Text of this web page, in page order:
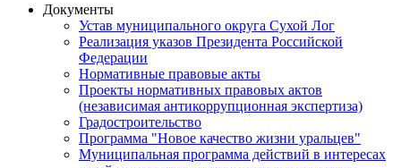
Документы
Устав муниципального округа Сухой Лог
Реализация указов Президента Российской
Федерации
Нормативные правовые акты
Проекты нормативных правовых актов
(независимая антикоррупционная экспертиза)
Градостроительство
Программа "Новое качество жизни уральцев"
Муниципальная программа действий в интересах